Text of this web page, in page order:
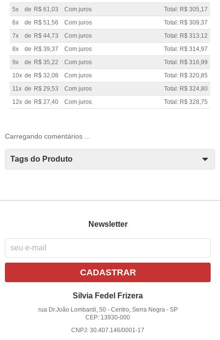
5x
de R$ 61,03 Com juros
Total: R$ 305,17
6x
de R$ 51,56 Com juros
Total: R$ 309,37
7x
de R$ 44,73 Com juros
Total: R$ 313,12
8x
de R$ 39,37 Com juros
Total: R$ 314,97
9x
de R$ 35,22 Com juros
Total: R$ 316,99
10x de R$ 32,08 Com juros
Total: R$ 320,85
11x de R$ 29,53 Com juros
Total: R$ 324,80
12x de R$ 27,40 Com juros Total: R$ 328,75
Carregando comentários ...
Tags do Produto
Newsletter
CADASTRAR
Silvia Fedel Frizera
rua Dr.João Lombardi, 50- Centro, Serra Negra- SP
CEP: 13930-000
CNPJ: 30.407.146/0001-17